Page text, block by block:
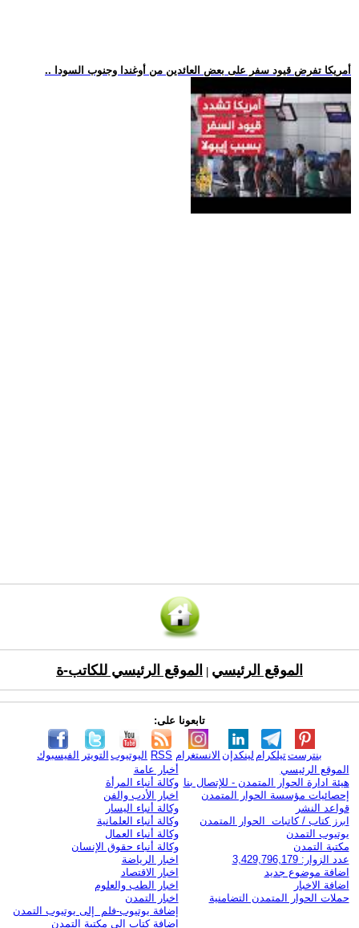
.. أمريكا تفرض قيود سفر على بعض العائدين من أوغندا وجنوب السودا
الموقع الرئيسي الموقع الرئيسي للكاتب-ة
تابعونا على:
الفيسبوك التويتر اليوتيوب RSS الانستغرام لينكدإن تيلكرامبنترست
الموقع الرئيسي
هيئة ادارة الحوار المتمدن - للإتصال بنا
إحصائيات مؤسسة الحوار المتمدن
قواعد النشر
ابرز كتاب / كاتبات الحوار المتمدن
يوتيوب التمدن
مكتبة التمدن
عدد الزوار: 3,429,796,179
اضافة موضوع جديد
اضافة الاخبار
حملات الحوار المتمدن التضامنية
أخبار عامة
وكالة أنباء المرأة
اخبار الأدب والفن
وكالة أنباء اليسار
وكالة أنباء العلمانية
وكالة أنباء العمال
وكالة أنباء حقوق الإنسان
اخبار الرياضة
اخبار الاقتصاد
اخبار الطب والعلوم
اخبار التمدن
إضافة يوتيوب-فلم إلى يوتيوب التمدن
إضافة كتاب إلى مكتبة التمدن